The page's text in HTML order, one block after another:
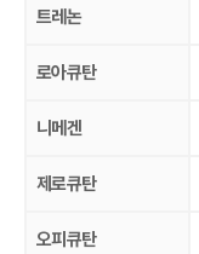
트레논
로아큐탄
니메겐
제로큐탄
오피큐탄